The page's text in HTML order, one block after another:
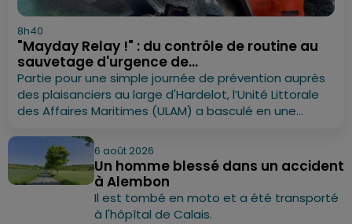
8h40
"Mayday Relay !" : du contrôle de routine au
sauvetage d'urgence de...
Partie pour une simple journée de prévention auprès
des plaisanciers au large d'Hardelot, l’Unité Littorale
des Affaires Maritimes (ULAM) a basculé en une...
6 août 2026
Un homme blessé dans un accident
à Alembon
Il est tombé en moto et a été transporté
à l'hôpîtal de Calais.